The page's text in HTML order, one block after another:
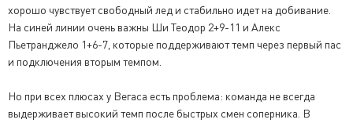
хорошо чувствует свободный лед и стабильно идет на добивание.
На синей линии очень важны Ши Теодор 2+9-11 и Алекс
Пьетранджело 1+6-7, которые поддерживают темп через первый пас
и подключения вторым темпом.
Но при всех плюсах у Вегаса есть проблема: команда не всегда
выдерживает высокий темп после быстрых смен соперника. В